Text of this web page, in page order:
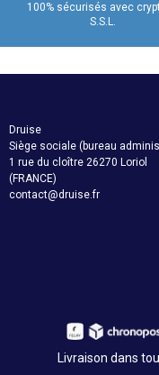
100% sécurisés avec
S.S.L.
Druise
Siège sociale (bureau
1 rue du cloître 26270 Loriol
(FRANCE)
contact@druise.fr
Livraison dans